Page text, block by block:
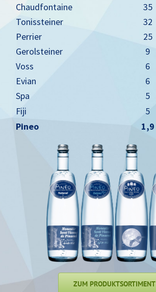
Chaudfontaine
35
Tonissteiner
32
Perrier
25
Gerolsteiner
9
Voss
6
Evian
6
Spa
5
Fiji
5
Pineo
1,9
ZUM PRODUKTSORTIMENT